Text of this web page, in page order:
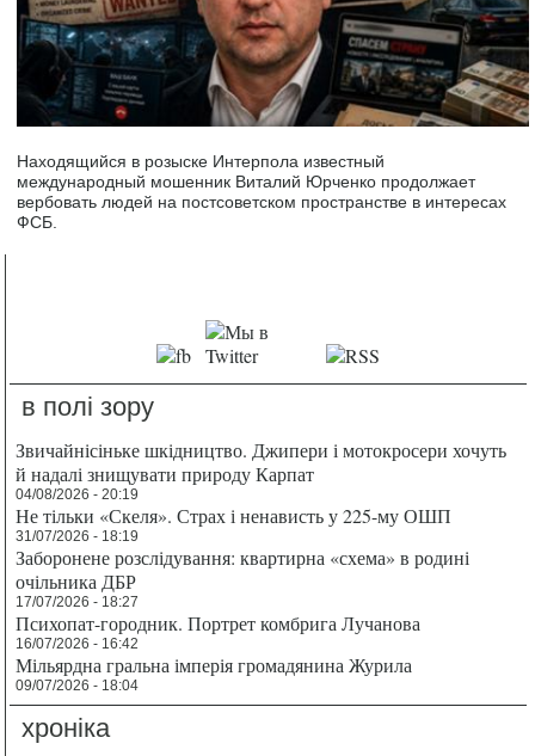
Находящийся в розыске Интерпола известный
международный мошенник Виталий Юрченко продолжает
вербовать людей на постсоветском пространстве в интересах
ФСБ.
в полі зору
Звичайнісіньке шкідництво. Джипери і мотокросери хочуть
й надалі знищувати природу Карпат
04/08/2026 - 20:19
Не тільки «Скеля». Страх і ненависть у 225-му ОШП
31/07/2026 - 18:19
Заборонене розслідування: квартирна «схема» в родині
очільника ДБР
17/07/2026 - 18:27
Психопат-городник. Портрет комбрига Лучанова
16/07/2026 - 16:42
Мільярдна гральна імперія громадянина Журила
09/07/2026 - 18:04
хроніка